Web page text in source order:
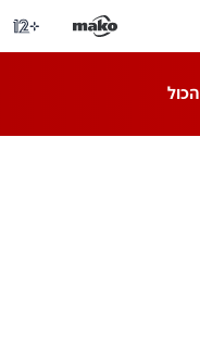
הכול